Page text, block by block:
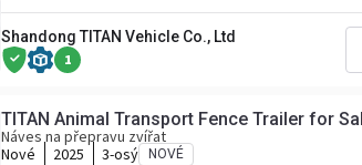
Shandong TITAN Vehicle Co., Ltd
1
TITAN Animal Transport Fence Trailer for
Náves na přepravu zvířat
Nové
2025 3-osý NOVÉ